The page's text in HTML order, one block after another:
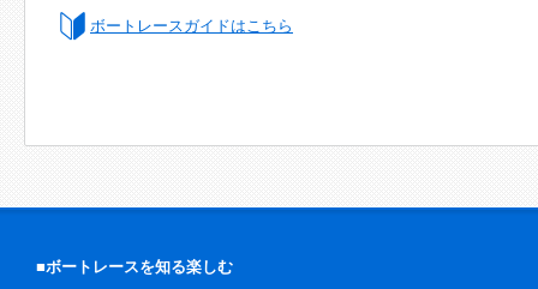
ボートレースガイドはこちら
■ボートレースを知る楽しむ